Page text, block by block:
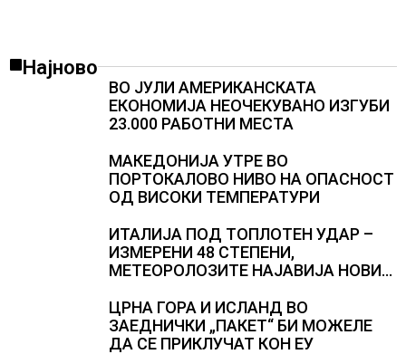
Најново
ВО ЈУЛИ АМЕРИКАНСКАТА
ЕКОНОМИЈА НЕОЧЕКУВАНО ИЗГУБИ
23.000 РАБОТНИ МЕСТА
МАКЕДОНИЈА УТРЕ ВО
ПОРТОКАЛОВО НИВО НА ОПАСНОСТ
ОД ВИСОКИ ТЕМПЕРАТУРИ
ИТАЛИЈА ПОД ТОПЛОТЕН УДАР –
ИЗМЕРЕНИ 48 СТЕПЕНИ,
МЕТЕОРОЛОЗИТЕ НАЈАВИЈА НОВИ
АВГУСТ
ЦРНА ГОРА И ИСЛАНД ВО
ЗАЕДНИЧКИ „ПАКЕТ“ БИ МОЖЕЛЕ
ДА СЕ ПРИКЛУЧАТ КОН ЕУ